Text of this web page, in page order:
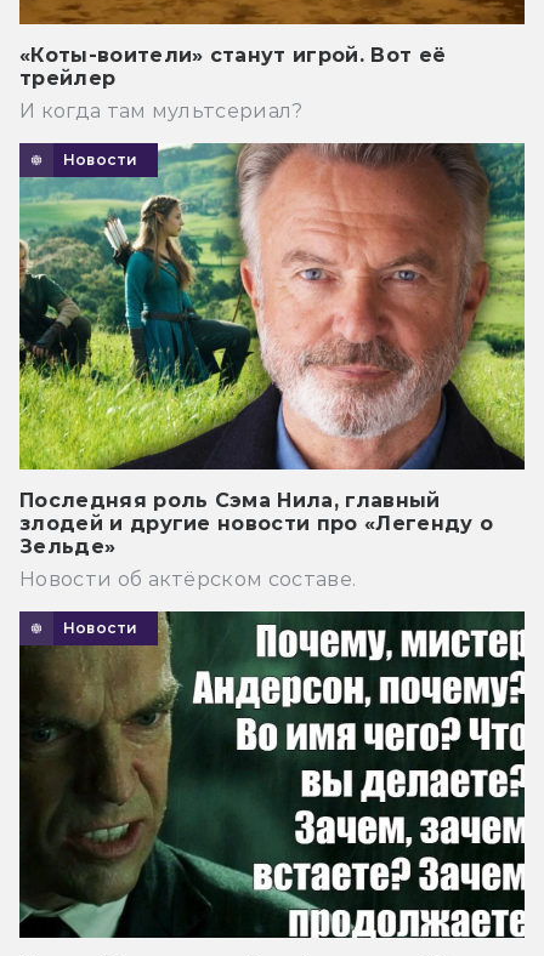
«Коты-воители» станут игрой. Вот её
трейлер
И когда там мультсериал?
Новости
Последняя роль Сэма Нила, главный
злодей и другие новости про «Легенду о
Зельде»
Новости об актёрском составе.
Новости